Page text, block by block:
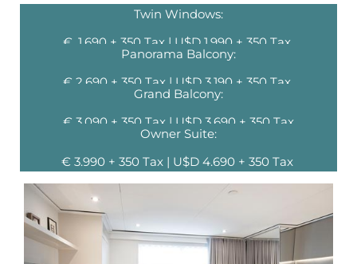
Twin Windows:
€ .1.690 + 350 Tax | U$D 1.990 + 350 Tax
Panorama Balcony:
€ 2.690 + 350 Tax | U$D 3.190 + 350 Tax
Grand Balcony:
€ 3.090 + 350 Tax | U$D 3.690 + 350 Tax
Owner Suite:
€ 3.990 + 350 Tax | U$D 4.690 + 350 Tax